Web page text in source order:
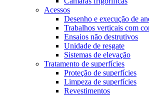
Acessos
Desenho e execução de
Trabalhos verticais com
Ensaios não destrutivos
Unidade de resgate
Sistemas de elevação
Tratamento de superfícies
Proteção de superfícies
Limpeza de superfícies
Revestimentos